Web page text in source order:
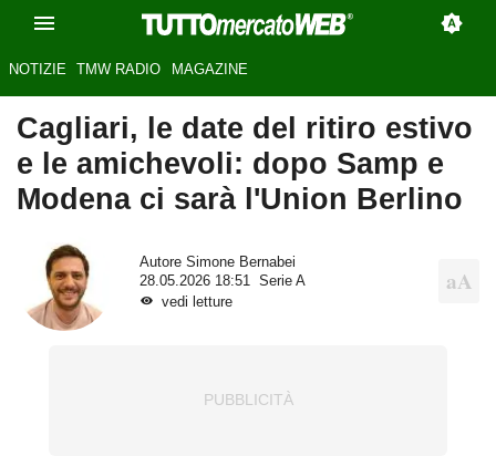
NOTIZIE TMW RADIO MAGAZINE
Cagliari, le date del ritiro estivo
e le amichevoli: dopo Samp e
Modena ci sarà l'Union Berlino
Autore Simone Bernabei
28.05.2026 18:51
Serie A
vedi letture